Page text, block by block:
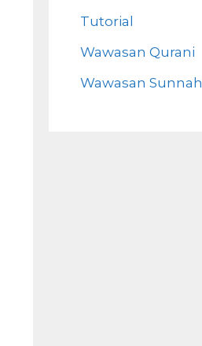
Tutorial
Wawasan Qurani
Wawasan Sunnah